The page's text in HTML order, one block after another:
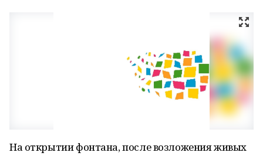
На открытии фонтана, после возложения живых